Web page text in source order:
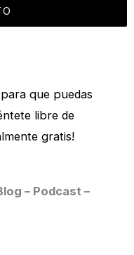
que puedas
libre de
gratis!
– Podcast –